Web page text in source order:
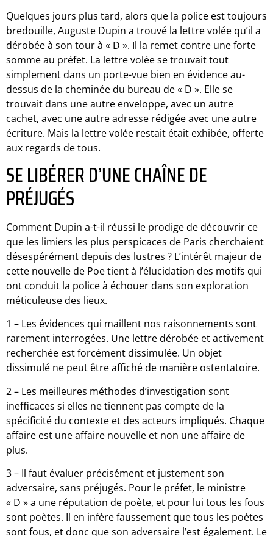
Quelques jours plus tard, alors que la police est toujours
bredouille, Auguste Dupin a trouvé la lettre volée qu’il a
dérobée à son tour à « D ». Il la remet contre une forte
somme au préfet. La lettre volée se trouvait tout
simplement dans un porte-vue bien en évidence au-
dessus de la cheminée du bureau de « D ». Elle se
trouvait dans une autre enveloppe, avec un autre
cachet, avec une autre adresse rédigée avec une autre
écriture. Mais la lettre volée restait était exhibée, offerte
aux regards de tous.
SE LIBÉRER D’UNE CHAÎNE DE
PRÉJUGÉS
Comment Dupin a-t-il réussi le prodige de découvrir ce
que les limiers les plus perspicaces de Paris cherchaient
désespérément depuis des lustres ? L’intérêt majeur de
cette nouvelle de Poe tient à l’élucidation des motifs qui
ont conduit la police à échouer dans son exploration
méticuleuse des lieux.
1 – Les évidences qui maillent nos raisonnements sont
rarement interrogées. Une lettre dérobée et activement
recherchée est forcément dissimulée. Un objet
dissimulé ne peut être affiché de manière ostentatoire.
2 – Les meilleures méthodes d’investigation sont
inefficaces si elles ne tiennent pas compte de la
spécificité du contexte et des acteurs impliqués. Chaque
affaire est une affaire nouvelle et non une affaire de
plus.
3 – Il faut évaluer précisément et justement son
adversaire, sans préjugés. Pour le préfet, le ministre
« D » a une réputation de poète, et pour lui tous les fous
sont poètes. Il en infère faussement que tous les poètes
sont fous, et donc que son adversaire l’est également. Le